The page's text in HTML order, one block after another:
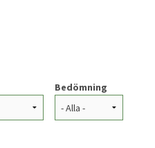
OM
Bedömning